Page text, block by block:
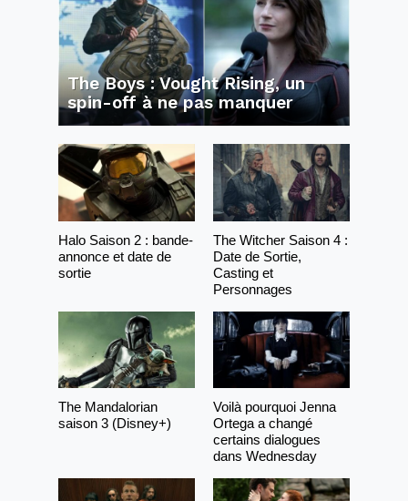
The Boys : Vought Rising, un
spin-off à ne pas manquer
Halo Saison 2 : bande-
annonce et date de
sortie
The Witcher Saison 4 :
Date de Sortie,
Casting et
Personnages
The Mandalorian
saison 3 (Disney+)
Voilà pourquoi Jenna
Ortega a changé
certains dialogues
dans Wednesday